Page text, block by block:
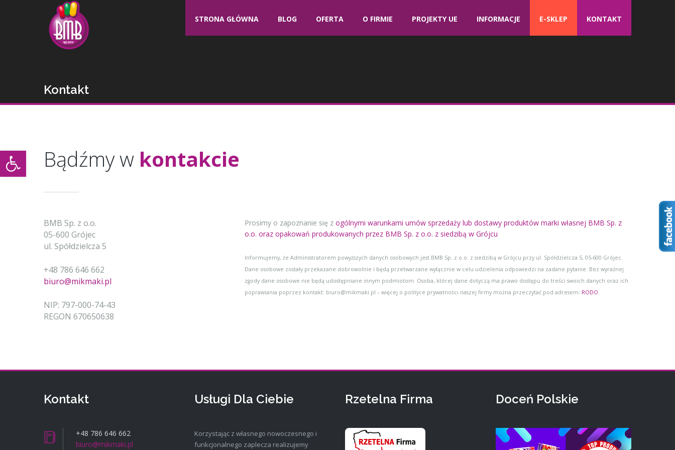
Otwórz pasek narzędzi
STRONA GŁÓWNA BLOG OFERTA O FIRMIE PROJEKTY UE INFORMACJE E-SKLEP KONTAKT
Kontakt
Bądźmy w kontakcie
BMB Sp. z o.o.
05-600 Grójec
ul. Spółdzielcza 5
+48 786 646 662
biuro@mikmaki.pl
NIP: 797-000-74-43
REGON 670650638
Prosimy o zapoznanie się z ogólnymi warunkami umów sprzedaży lub dostawy produktów marki własnej BMB Sp. z
o.o. oraz opakowań produkowanych przez BMB Sp. z o.o. z siedzibą w Grójcu
Informujemy, że Administratorem powyższych danych osobowych jest BMB Sp. z o.o. z siedzibą w Grójcu przy ul. Spółdzielcza 5, 05-600 Grójec.
Dane osobowe zostały przekazane dobrowolnie i będą przetwarzane wyłącznie w celu udzielenia odpowiedzi na zadane pytanie. Bez wyraźnej
zgody dane osobowe nie będą udostępniane innym podmiotom. Osoba, której dane dotyczą ma prawo dostępu do treści swoich danych oraz ich
poprawiania poprzez kontakt: biuro@mikmaki.pl – więcej o polityce prywatności naszej firmy można przeczytać pod adresem: RODO.
Kontakt
+48 786 646 662
biuro@mikmaki.pl
Usługi Dla Ciebie
Korzystając z własnego nowoczesnego i
funkcjonalnego zaplecza realizujemy
Rzetelna Firma Doceń Polskie